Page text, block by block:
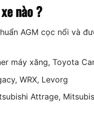
nào ?
AGM cọc nổi và
máy xăng, Toyota
WRX, Levorg
Attrage,